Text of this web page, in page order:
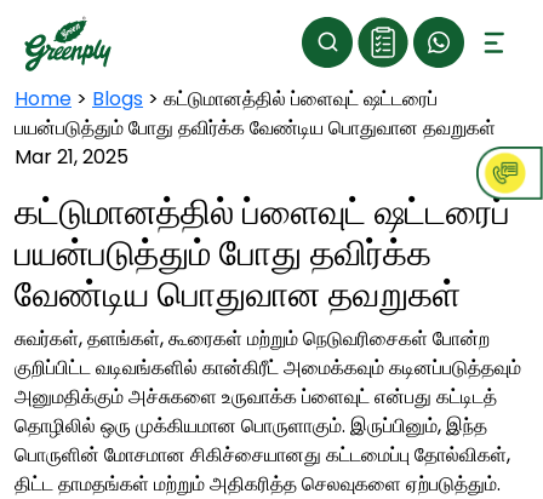
Home > Blogs > கட்டுமானத்தில் ப்ளைவுட் ஷட்டரைப்
பயன்படுத்தும் போது தவிர்க்க வேண்டிய பொதுவான தவறுகள்
Mar 21, 2025
கட்டுமானத்தில் ப்ளைவுட் ஷட்டரைப்
பயன்படுத்தும் போது தவிர்க்க
வேண்டிய பொதுவான தவறுகள்
சுவர்கள், தளங்கள், கூரைகள் மற்றும் நெடுவரிசைகள் போன்ற
குறிப்பிட்ட வடிவங்களில் கான்கிரீட் அமைக்கவும் கடினப்படுத்தவும்
அனுமதிக்கும் அச்சுகளை உருவாக்க ப்ளைவுட் என்பது கட்டிடத்
தொழிலில் ஒரு முக்கியமான பொருளாகும். இருப்பினும், இந்த
பொருளின் மோசமான சிகிச்சையானது கட்டமைப்பு தோல்விகள்,
திட்ட தாமதங்கள் மற்றும் அதிகரித்த செலவுகளை ஏற்படுத்தும்.